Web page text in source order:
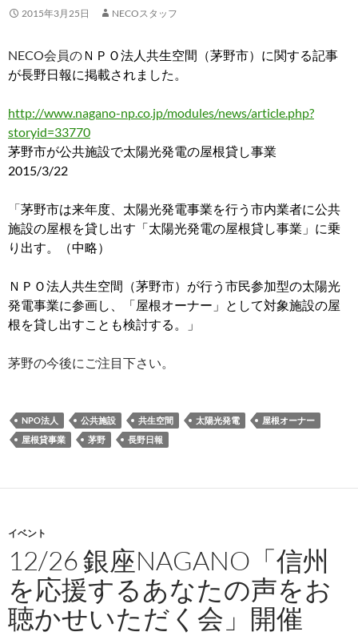
2015年3月25日 NECOスタッフ
NECO会員の ＮＰＯ法人共生空間（茅野市）に関する記事
が長野日報に掲載されました。
http://www.nagano-np.co.jp/modules/news/article.php?
storyid=33770
茅野市が公共施設で太陽光発電の屋根貸し事業
2015/3/22
「茅野市は来年度、太陽光発電事業を行う市内業者に公共
施設の屋根を貸し出す「太陽光発電の屋根貸し事業」に乗
り出す。（中略）
ＮＰＯ法人共生空間（茅野市）が行う市民参加型の太陽光
発電事業に参画し、「屋根オーナー」として対象施設の屋
根を貸し出すことも検討する。」
茅野の今後にご注目下さい。
NPO法人 公共施設 共生空間 太陽光発電
屋根オーナー
屋根貸事業
茅野 長野日報
イベント
12/26 銀座NAGANO「信州
を応援するあなたの声をお
聴かせいただく会」開催